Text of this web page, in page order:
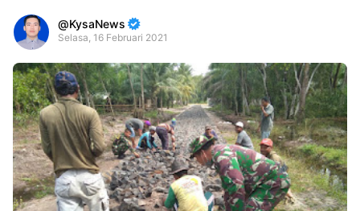
KysaNews
Selasa, 16 Februari 2021
Premium
By
Raushan
Design
With
Shroff
Templates